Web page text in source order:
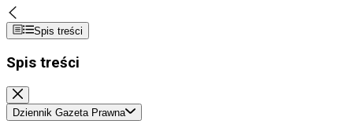
Spis treści
Spis treści
Dziennik Gazeta Prawna